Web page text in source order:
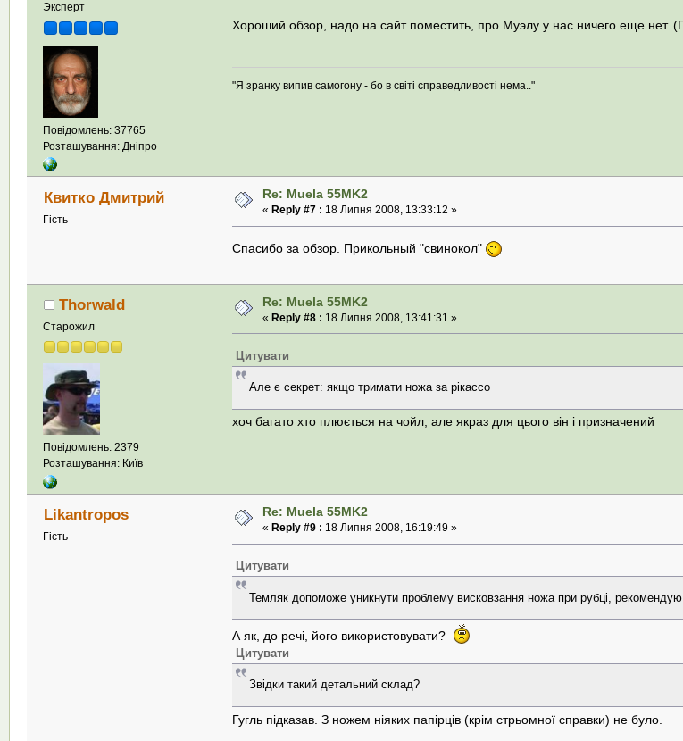
Эксперт
Повідомлень: 37765
Розташування: Дніпро
Хороший обзор, надо на сайт поместить, про Муэлу у нас ничего еще нет.
"Я зранку випив самогону - бо в світі справедливості нема.."
Квитко Дмитрий
Гість
Re: Muela 55MK2
« Reply #7 : 18 Липня 2008, 13:33:12 »
Спасибо за обзор. Прикольный "свинокол"
Thorwald
Старожил
Повідомлень: 2379
Розташування: Київ
Re: Muela 55MK2
« Reply #8 : 18 Липня 2008, 13:41:31 »
Цитувати
Але є секрет: якщо тримати ножа за рікассо
хоч багато хто плюється на чойл, але якраз для цього він і призначений
Likantropos
Гість
Re: Muela 55MK2
« Reply #9 : 18 Липня 2008, 16:19:49 »
Цитувати
Темляк допоможе уникнути проблему висковзання ножа при рубці,
А як, до речі, його використовувати?
Цитувати
Звідки такий детальний склад?
Гугль підказав. З ножем ніяких папірців (крім стрьомної справки) не було.